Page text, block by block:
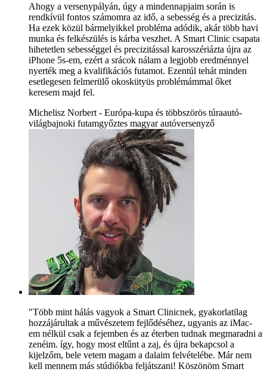
Ahogy a versenypályán, úgy a mindennapjaim során is
rendkívül fontos számomra az idő, a sebesség és a precizitás.
Ha ezek közül bármelyikkel probléma adódik, akár több havi
munka és felkészülés is kárba veszhet. A Smart Clinic csapata
hihetetlen sebességgel és precizitással karosszériázta újra az
iPhone 5s-em, ezért a srácok nálam a legjobb eredménnyel
nyerték meg a kvalifikációs futamot. Ezentúl tehát minden
esetlegesen felmerülő okoskütyüs problémámmal őket
keresem majd fel.
Michelisz Norbert - Európa-kupa és többszörös túraautó-
világbajnoki futamgyőztes magyar autóversenyző
"Több mint hálás vagyok a Smart Clinicnek, gyakorlatilag
hozzájárultak a művészetem fejlődéséhez, ugyanis az iMac-
em nélkül csak a fejemben és az éterben tudnak megmaradni a
zenéim. így, hogy most eltűnt a zaj, és újra bekapcsol a
kijelzőm, bele vetem magam a dalaim felvételébe. Már nem
kell mennem más stúdiókba feljátszani! Köszönöm Smart